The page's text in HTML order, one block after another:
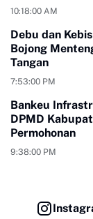
10:18:00 AM
Debu dan
Bojong
Tangan
7:53:00 PM
Bankeu
DPMD
Permohonan
9:38:00 PM